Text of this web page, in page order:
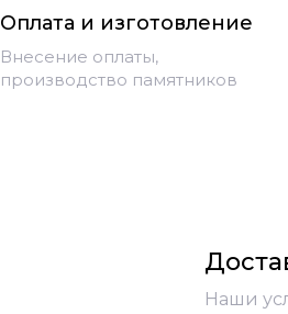
Оплата и изготовление
Внесение оплаты,
производство памятников
Наши